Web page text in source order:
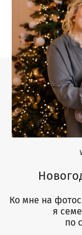
Ко мне на
я
по